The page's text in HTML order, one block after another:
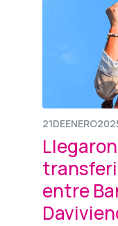
21DEENERO
entre